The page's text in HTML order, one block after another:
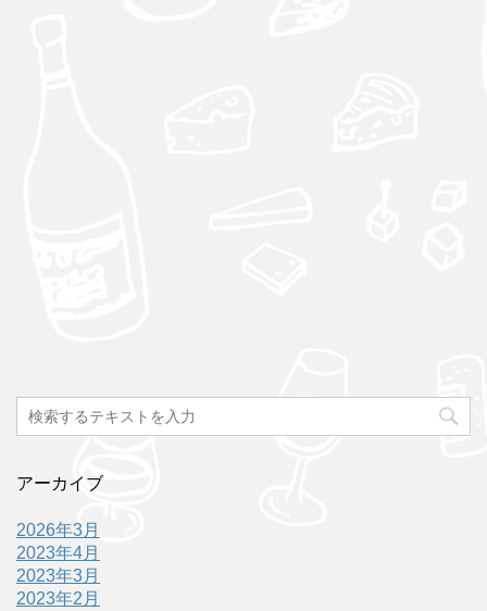
アーカイブ
2026年3月
2023年4月
2023年3月
2023年2月